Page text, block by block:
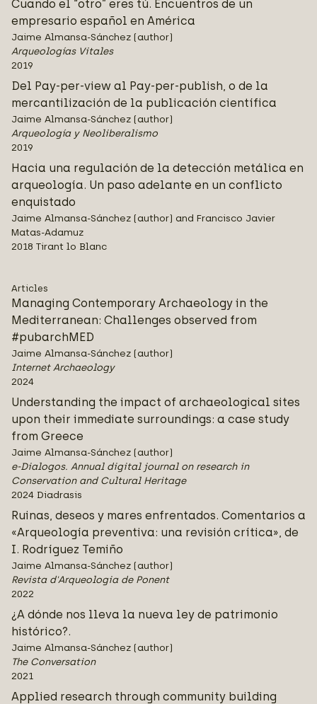
Cuando el “otro” eres tú. Encuentros de un
empresario español en América
Jaime Almansa-Sánchez (author)
Arqueologías Vitales
2019
Del Pay-per-view al Pay-per-publish, o de la
mercantilización de la publicación científica
Jaime Almansa-Sánchez (author)
Arqueología y Neoliberalismo
2019
Hacia una regulación de la detección metálica en
arqueología. Un paso adelante en un conflicto
enquistado
Jaime Almansa-Sánchez (author) and Francisco Javier
Matas-Adamuz
2018 Tirant lo Blanc
Articles
Managing Contemporary Archaeology in the
Mediterranean: Challenges observed from
#pubarchMED
Jaime Almansa-Sánchez (author)
Internet Archaeology
2024
Understanding the impact of archaeological sites
upon their immediate surroundings: a case study
from Greece
Jaime Almansa-Sánchez (author)
e-Dialogos. Annual digital journal on research in
Conservation and Cultural Heritage
2024 Diadrasis
Ruinas, deseos y mares enfrentados. Comentarios a
«Arqueología preventiva: una revisión crítica», de
I. Rodríguez Temiño
Jaime Almansa-Sánchez (author)
Revista d'Arqueologia de Ponent
2022
¿A dónde nos lleva la nueva ley de patrimonio
histórico?.
Jaime Almansa-Sánchez (author)
The Conversation
2021
Applied research through community building